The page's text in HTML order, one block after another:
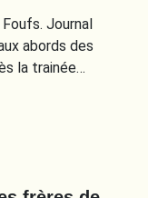
Journal
abords des
la trainée…